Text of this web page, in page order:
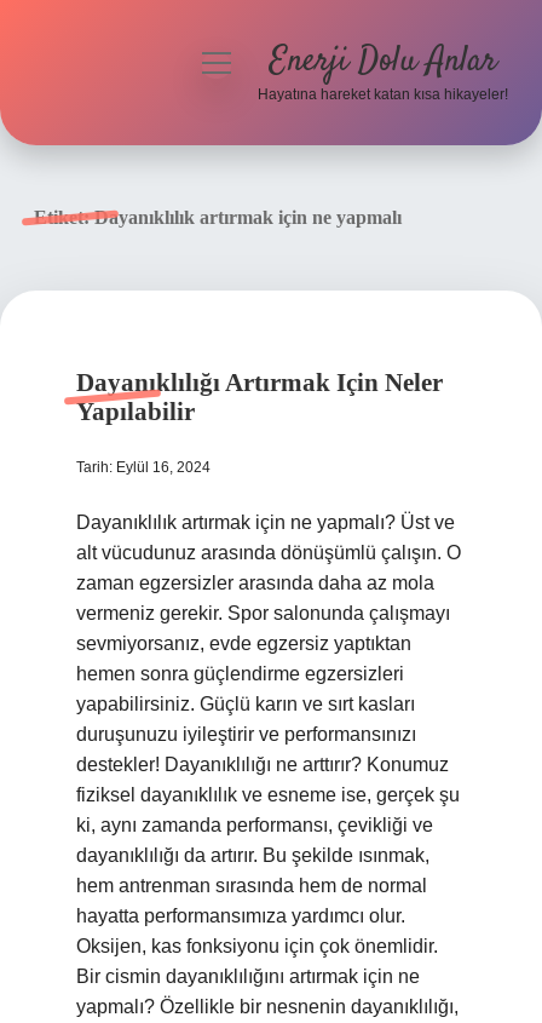
menüyüEnerji Dolu Anlar
Hayatına hareket katan kısa hikayeler!
Etiket:Dayanıklılık artırmak için ne yapmalı
Dayanıklılığı Artırmak Için Neler
Yapılabilir
Tarih: Eylül 16, 2024
Dayanıklılık artırmak için ne yapmalı? Üst ve
alt vücudunuz arasında dönüşümlü çalışın. O
zaman egzersizler arasında daha az mola
vermeniz gerekir. Spor salonunda çalışmayı
sevmiyorsanız, evde egzersiz yaptıktan
hemen sonra güçlendirme egzersizleri
yapabilirsiniz. Güçlü karın ve sırt kasları
duruşunuzu iyileştirir ve performansınızı
destekler! Dayanıklılığı ne arttırır? Konumuz
fiziksel dayanıklılık ve esneme ise, gerçek şu
ki, aynı zamanda performansı, çevikliği ve
dayanıklılığı da artırır. Bu şekilde ısınmak,
hem antrenman sırasında hem de normal
hayatta performansımıza yardımcı olur.
Oksijen, kas fonksiyonu için çok önemlidir.
Bir cismin dayanıklılığını artırmak için ne
yapmalı? Özellikle bir nesnenin dayanıklılığı,